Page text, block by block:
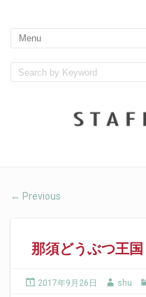
← Previous
那須どうぶつ王国
2017年9月26日 shu